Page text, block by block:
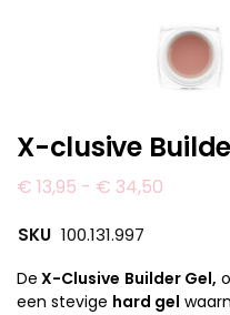
X-clusive
€ 13,95 - € 34,50
SKU 100.131.997
De X-Clusive Builder Gel,
een stevige hard gel